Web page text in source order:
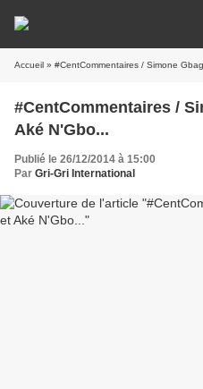
Accueil » #CentCommentaires / Simone
#CentCommentaires /
Aké N'Gbo...
Publié le 26/12/2014 à 15:00
Par Gri-Gri International